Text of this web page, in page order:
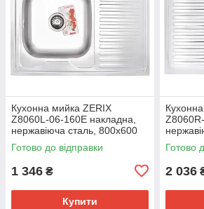
Кухонна мийка ZERIX
Z8060L-06-160E накладна,
нержавіюча сталь, 800x600
мм, матова (ZX1616)
Готово до відправки
1 346 ₴
Купити
Готово
2 036